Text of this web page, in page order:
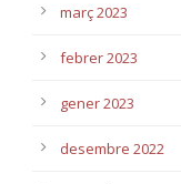
març 2023
febrer 2023
gener 2023
desembre 2022